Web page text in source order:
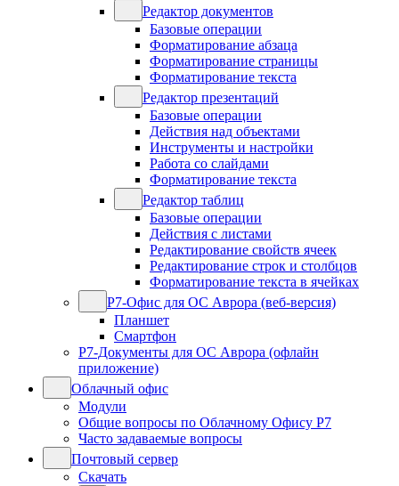
Редактор документов
Базовые операции
Форматирование абзаца
Форматирование страницы
Форматирование текста
Редактор презентаций
Базовые операции
Действия над объектами
Инструменты и настройки
Работа со слайдами
Форматирование текста
Редактор таблиц
Базовые операции
Действия с листами
Редактирование свойств ячеек
Редактирование строк и столбцов
Форматирование текста в ячейках
Р7-Офис для ОС Аврора (веб-версия)
Планшет
Смартфон
Р7-Документы для ОС Аврора (офлайн
приложение)
Облачный офис
Модули
Общие вопросы по Облачному Офису Р7
Часто задаваемые вопросы
Почтовый сервер
Скачать